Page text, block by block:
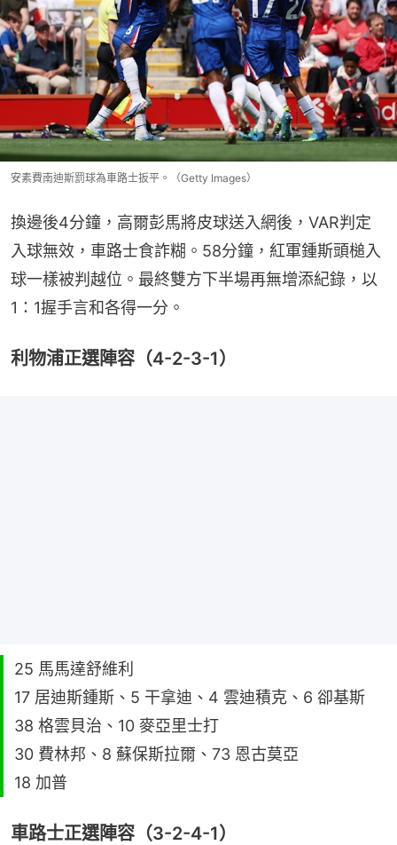
安素費南迪斯罰球為車路士扳平。（Getty Images）
換邊後4分鐘，高爾彭馬將皮球送入網後，VAR判定
入球無效，車路士食詐糊。58分鐘，紅軍鍾斯頭槌入
球一樣被判越位。最終雙方下半場再無增添紀錄，以
1：1握手言和各得一分。
利物浦正選陣容（4-2-3-1）
25 馬馬達舒維利
17 居迪斯鍾斯、5 干拿迪、4 雲迪積克、6 卻基斯
38 格雲貝治、10 麥亞里士打
30 費林邦、8 蘇保斯拉爾、73 恩古莫亞
18 加普
車路士正選陣容（3-2-4-1）